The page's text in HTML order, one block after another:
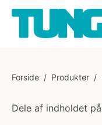
Forside / Produkter /
Dele af indholdet